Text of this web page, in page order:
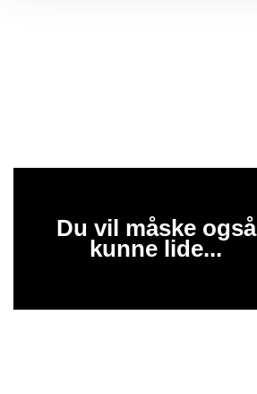
Du vil måske også
kunne lide...